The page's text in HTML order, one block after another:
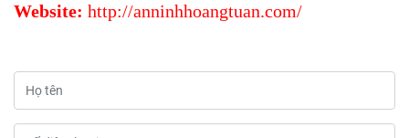
Website: http://anninhhoangtuan.com/